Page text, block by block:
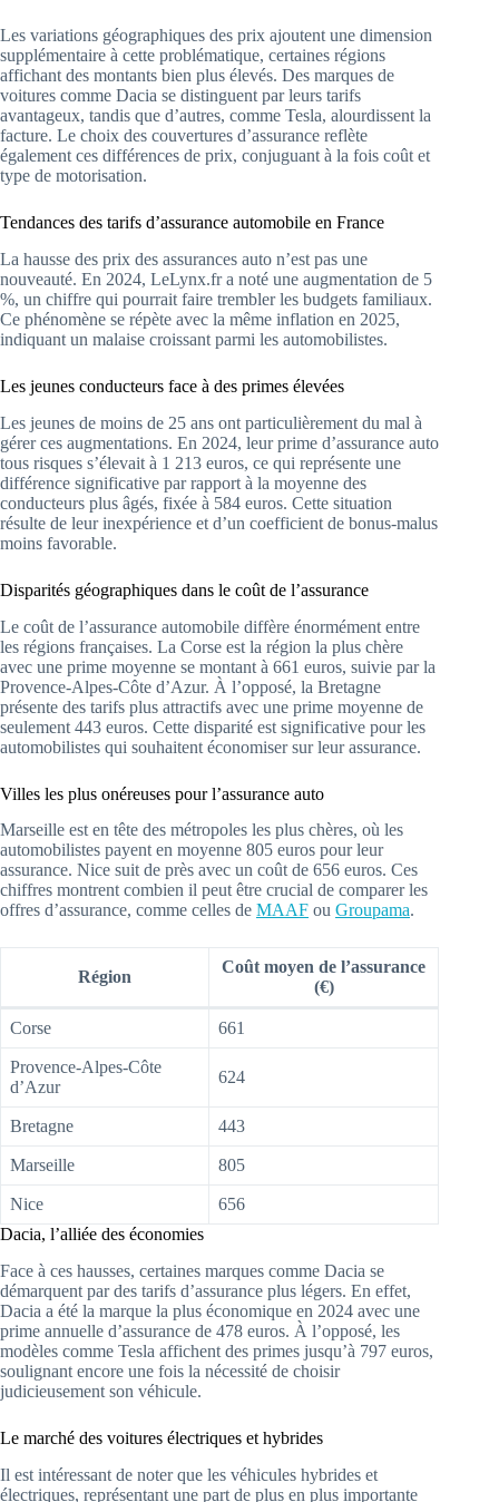
Les variations géographiques des prix ajoutent une dimension
supplémentaire à cette problématique, certaines régions
affichant des montants bien plus élevés. Des marques de
voitures comme Dacia se distinguent par leurs tarifs
avantageux, tandis que d’autres, comme Tesla, alourdissent la
facture. Le choix des couvertures d’assurance reflète
également ces différences de prix, conjuguant à la fois coût et
type de motorisation.
Tendances des tarifs d’assurance automobile en France
La hausse des prix des assurances auto n’est pas une
nouveauté. En 2024, LeLynx.fr a noté une augmentation de 5
%, un chiffre qui pourrait faire trembler les budgets familiaux.
Ce phénomène se répète avec la même inflation en 2025,
indiquant un malaise croissant parmi les automobilistes.
Les jeunes conducteurs face à des primes élevées
Les jeunes de moins de 25 ans ont particulièrement du mal à
gérer ces augmentations. En 2024, leur prime d’assurance auto
tous risques s’élevait à 1 213 euros, ce qui représente une
différence significative par rapport à la moyenne des
conducteurs plus âgés, fixée à 584 euros. Cette situation
résulte de leur inexpérience et d’un coefficient de bonus-malus
moins favorable.
Disparités géographiques dans le coût de l’assurance
Le coût de l’assurance automobile diffère énormément entre
les régions françaises. La Corse est la région la plus chère
avec une prime moyenne se montant à 661 euros, suivie par la
Provence-Alpes-Côte d’Azur. À l’opposé, la Bretagne
présente des tarifs plus attractifs avec une prime moyenne de
seulement 443 euros. Cette disparité est significative pour les
automobilistes qui souhaitent économiser sur leur assurance.
Villes les plus onéreuses pour l’assurance auto
Marseille est en tête des métropoles les plus chères, où les
automobilistes payent en moyenne 805 euros pour leur
assurance. Nice suit de près avec un coût de 656 euros. Ces
chiffres montrent combien il peut être crucial de comparer les
offres d’assurance, comme celles de MAAF ou Groupama.
Région
Coût moyen de l’assurance
(€)
Corse 661
Provence-Alpes-Côte
d’Azur
624
Bretagne 443
Marseille 805
Nice
656
Dacia, l’alliée des économies
Face à ces hausses, certaines marques comme Dacia se
démarquent par des tarifs d’assurance plus légers. En effet,
Dacia a été la marque la plus économique en 2024 avec une
prime annuelle d’assurance de 478 euros. À l’opposé, les
modèles comme Tesla affichent des primes jusqu’à 797 euros,
soulignant encore une fois la nécessité de choisir
judicieusement son véhicule.
Le marché des voitures électriques et hybrides
Il est intéressant de noter que les véhicules hybrides et
électriques, représentant une part de plus en plus importante